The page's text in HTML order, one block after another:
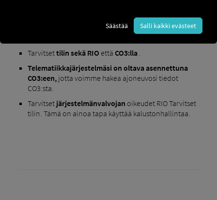
Tarvitsettilin sekä RIO että CO3:lla.
Telematiikkajärjestelmäsi on oltava asennettuna
CO3:een,jotta voimme hakea ajoneuvosi tiedot
CO3:sta.
Tarvitset järjestelmänvalvojan oikeudet RIO Tarvitset
tilin. Tämä on ainoa tapa käyttää kalustonhallintaa.
Säästää Salli kaikki evästeet